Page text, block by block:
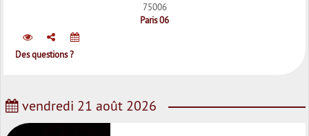
75006
Paris 06
Des questions ?
vendredi 21 août 2026